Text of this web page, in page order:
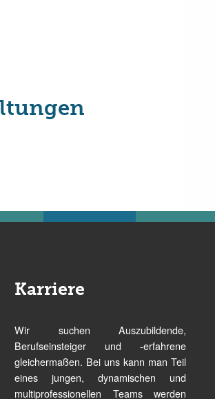
Karriere
Wir suchen Auszubildende,
Berufseinsteiger und -erfahrene
gleichermaßen. Bei uns kann man Teil
eines jungen, dynamischen und
multiprofessionellen Teams werden